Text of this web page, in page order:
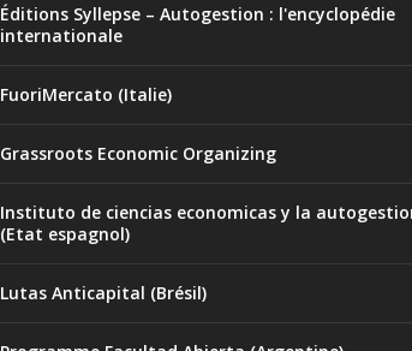
Éditions Syllepse – Autogestion : l'encyclopédie
internationale
FuoriMercato (Italie)
Grassroots Economic Organizing
Instituto de ciencias economicas y la
(Etat espagnol)
Lutas Anticapital (Brésil)